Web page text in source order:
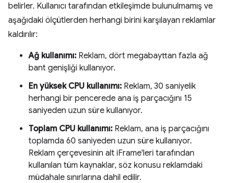
belirler. Kullanıcı tarafından etkileşimde bulunulmamış ve
aşağıdaki ölçütlerden herhangi birini karşılayan reklamlar
kaldırılır:
Ağ kullanımı: Reklam, dört megabayttan fazla ağ
bant genişliği kullanıyor.
En yüksek CPU kullanımı: Reklam, 30 saniyelik
herhangi bir pencerede ana iş parçacığını 15
saniyeden uzun süre kullanıyor.
Toplam CPU kullanımı: Reklam, ana iş parçacığını
toplamda 60 saniyeden uzun süre kullanıyor.
Reklam çerçevesinin alt iFrame'leri tarafından
kullanılan tüm kaynaklar, söz konusu reklamdaki
müdahale sınırlarına dahil edilir.